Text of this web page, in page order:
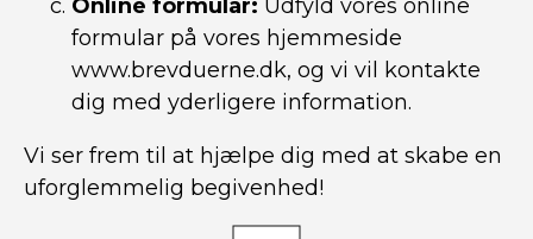
Online formular: Udfyld vores online
formular på vores hjemmeside
www.brevduerne.dk, og vi vil kontakte
dig med yderligere information.
Vi ser frem til at hjælpe dig med at skabe en
uforglemmelig begivenhed!